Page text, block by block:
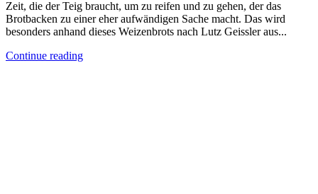
Zeit, die der Teig braucht, um zu reifen und zu gehen, der das
Brotbacken zu einer eher aufwändigen Sache macht. Das wird
besonders anhand dieses Weizenbrots nach Lutz Geissler aus...
Continue reading